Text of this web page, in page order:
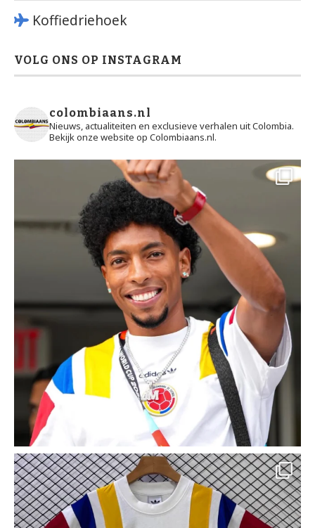
Koffiedriehoek
VOLG ONS OP INSTAGRAM
colombiaans.nl
Nieuws, actualiteiten en exclusieve verhalen uit Colombia.
Bekijk onze website op Colombiaans.nl.